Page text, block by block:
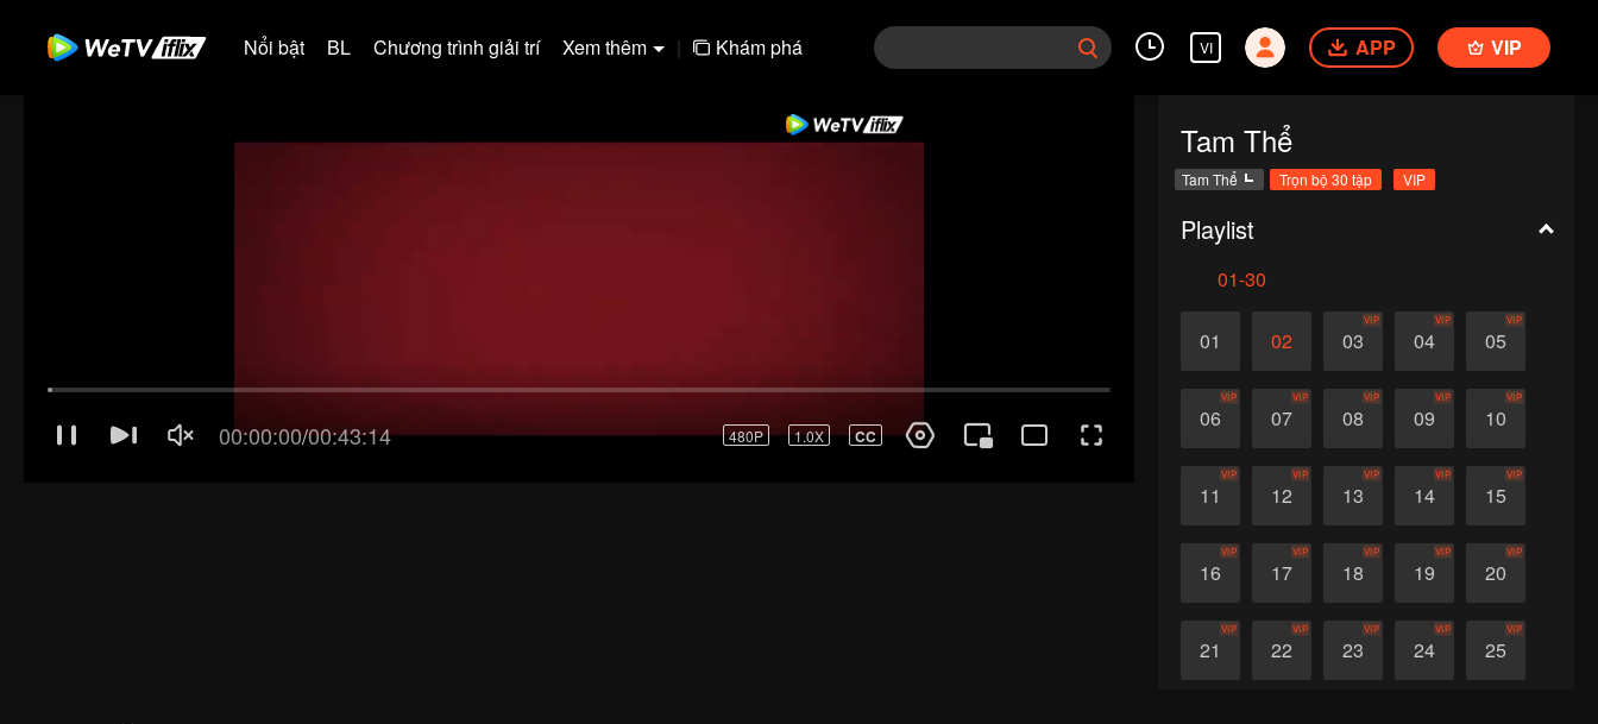
Nổi bật BL Chương trình giải trí Xem thêm | Khám phá VI APP VIP
Tam Thể
Tam Thể Trọn bộ 30 tập VIP
Playlist
01-30
01 02 03
VIP
04
VIP
05
VIP
06
VIP
07
VIP
08
VIP
09
VIP
10
VIP
11
VIP
12
VIP
13
VIP
14
VIP
15
VIP
16
VIP
17
VIP
18
VIP
19
VIP
20
VIP
21
VIP
22
VIP
23
VIP
24
VIP
25
VIP